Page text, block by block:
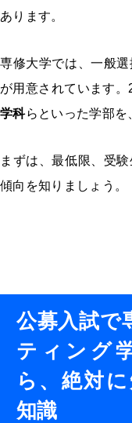
あります。
専修大学では、一般
が用意されています
学科らといった学部を
まずは、最低限、受
傾向を知りましょう。
公募入試で
ティング
ら、絶対
知識